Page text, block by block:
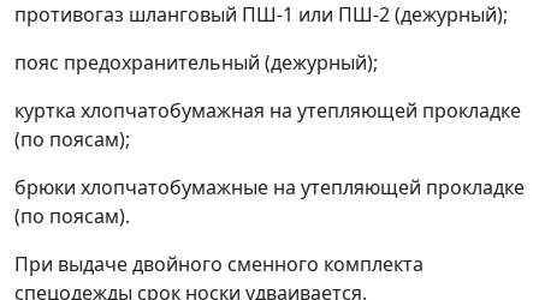
противогаз шланговый ПШ-1 или ПШ-2 (дежурный);
пояс предохранительный (дежурный);
куртка хлопчатобумажная на утепляющей прокладке
(по поясам);
брюки хлопчатобумажные на утепляющей прокладке
(по поясам).
При выдаче двойного сменного комплекта
спецодежды срок носки удваивается.